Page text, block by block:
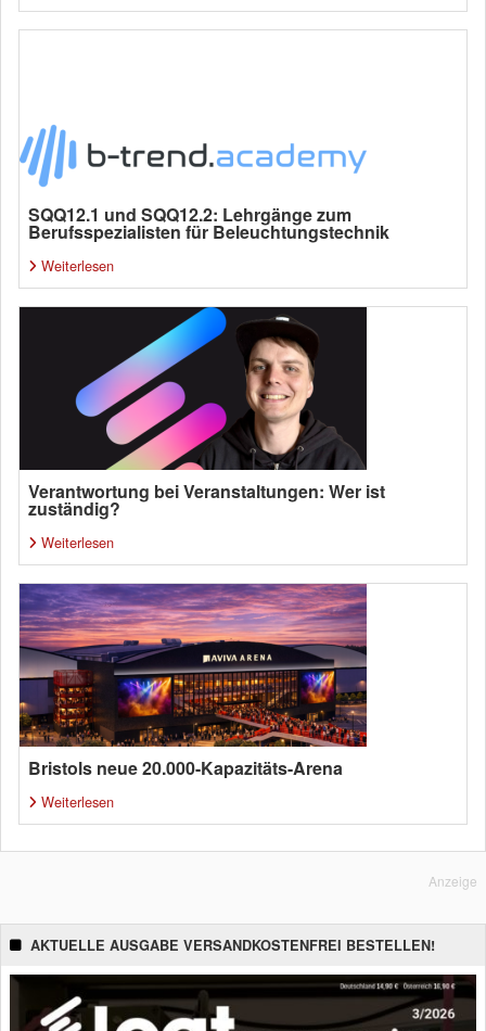
SQQ12.1 und SQQ12.2: Lehrgänge zum
Berufsspezialisten für Beleuchtungstechnik
Weiterlesen
Verantwortung bei Veranstaltungen: Wer ist
zuständig?
Weiterlesen
Bristols neue 20.000-Kapazitäts-Arena
Weiterlesen
Anzeige
AKTUELLE AUSGABE VERSANDKOSTENFREI BESTELLEN!